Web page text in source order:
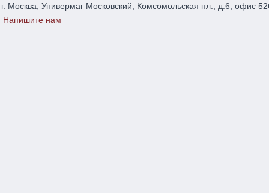
г. Москва, Универмаг Московский, Комсомольская пл., д.6, офис
Напишите нам